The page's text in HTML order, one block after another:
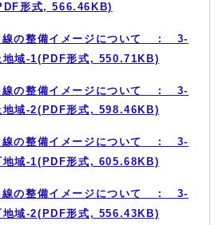
形式, 566.46KB)
の整備イメージについて ： 3-
域-1(PDF形式, 550.71KB)
の整備イメージについて ： 3-
域-2(PDF形式, 598.46KB)
の整備イメージについて ： 3-
域-1(PDF形式, 605.68KB)
の整備イメージについて ： 3-
域-2(PDF形式, 556.43KB)